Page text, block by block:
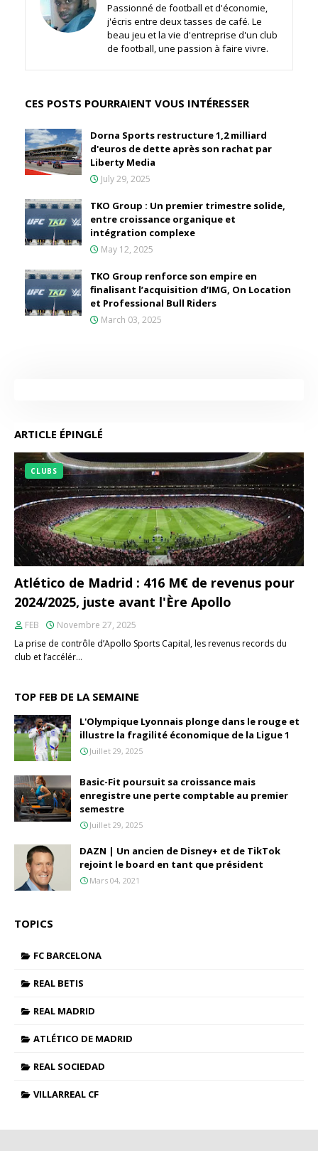
Passionné de football et d'économie,
j'écris entre deux tasses de café. Le
beau jeu et la vie d'entreprise d'un club
de football, une passion à faire vivre.
CES POSTS POURRAIENT VOUS INTÉRESSER
Dorna Sports restructure 1,2 milliard
d'euros de dette après son rachat par
Liberty Media
July 29, 2025
TKO Group : Un premier trimestre solide,
entre croissance organique et
intégration complexe
May 12, 2025
TKO Group renforce son empire en
finalisant l’acquisition d’IMG, On Location
et Professional Bull Riders
March 03, 2025
ARTICLE ÉPINGLÉ
CLUBS
Atlético de Madrid : 416 M€ de revenus pour
2024/2025, juste avant l'Ère Apollo
FEB
Novembre 27, 2025
La prise de contrôle d’Apollo Sports Capital, les revenus records du
club et l’accélér…
TOP FEB DE LA SEMAINE
L'Olympique Lyonnais plonge dans le rouge et
illustre la fragilité économique de la Ligue 1
Juillet 29, 2025
Basic-Fit poursuit sa croissance mais
enregistre une perte comptable au premier
semestre
Juillet 29, 2025
DAZN | Un ancien de Disney+ et de TikTok
rejoint le board en tant que président
Mars 04, 2021
TOPICS
FC BARCELONA
REAL BETIS
REAL MADRID
ATLÉTICO DE MADRID
REAL SOCIEDAD
VILLARREAL CF